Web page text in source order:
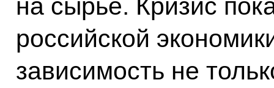
на сырье. Кризис
российской
зависимость не